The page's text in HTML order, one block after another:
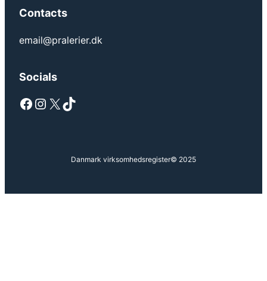
Contacts
email@pralerier.dk
Socials
Facebook Instagram X TikTok
Danmark virksomhedsregister© 2025